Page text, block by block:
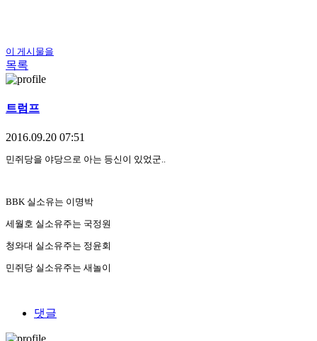
이 게시물을
목록
트럼프
2016.09.20 07:51
민쥐당을 야당으로 아는 등신이 있었군..
BBK 실소유는 이명박
세월호 실소유주는 국정원
청와대 실소유주는 정윤회
민쥐당 실소유주는 새놀이
댓글